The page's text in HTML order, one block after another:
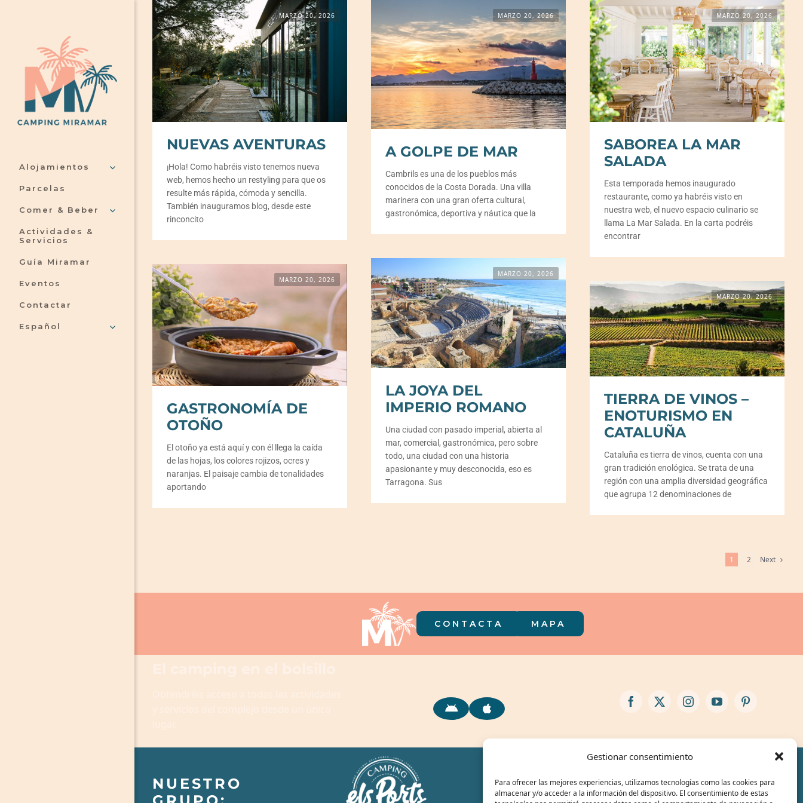
Gestionar consentimiento
Para ofrecer las mejores experiencias, utilizamos tecnologías como las cookies para
almacenar y/o acceder a la información del dispositivo. El consentimiento de estas
Alojamientos
Parcelas
Comer & Beber
Actividades &
Servicios
Guía Miramar
Eventos
Contactar
Español
MARZO 20, 2026
NUEVAS AVENTURAS
¡Hola! Como habréis visto tenemos nueva
web, hemos hecho un restyling para que os
resulte más rápida, cómoda y sencilla.
También inauguramos blog, desde este
rinconcito
MARZO 20, 2026
A GOLPE DE MAR
Cambrils es una de los pueblos más
conocidos de la Costa Dorada. Una villa
marinera con una gran oferta cultural,
gastronómica, deportiva y náutica que la
MARZO 20, 2026
SABOREA LA MAR
SALADA
Esta temporada hemos inaugurado
restaurante, como ya habréis visto en
nuestra web, el nuevo espacio culinario se
llama La Mar Salada. En la carta podréis
encontrar
MARZO 20, 2026
LA JOYA DEL
IMPERIO ROMANO
Una ciudad con pasado imperial, abierta al
mar, comercial, gastronómica, pero sobre
todo, una ciudad con una historia
apasionante y muy desconocida, eso es
Tarragona. Sus
MARZO 20, 2026
GASTRONOMÍA DE
OTOÑO
El otoño ya está aquí y con él llega la caída
de las hojas, los colores rojizos, ocres y
naranjas. El paisaje cambia de tonalidades
aportando
MARZO 20, 2026
TIERRA DE VINOS –
ENOTURISMO EN
CATALUÑA
Cataluña es tierra de vinos, cuenta con una
gran tradición enológica. Se trata de una
región con una amplia diversidad geográfica
que agrupa 12 denominaciones de
1 2 Next
CONTACTA MAPA
NUESTRO